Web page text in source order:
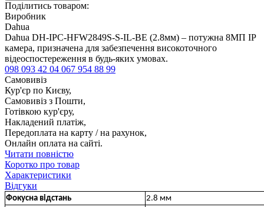
Поділитись товаром:
Виробник
Dahua
Dahua DH-IPC-HFW2849S-S-IL-BE (2.8мм) – потужна 8МП IP
камера, призначена для забезпечення високоточного
відеоспостереження в будь-яких умовах.
098 093 42 04 067 954 88 99
Самовивіз
Кур'єр по Києву,
Самовивіз з Пошти,
Готівкою кур'єру,
Накладений платіж,
Передоплата на карту / на рахунок,
Онлайн оплата на сайті.
Читати повністю
Коротко про товар
Характеристики
Відгуки
Фокусна відстань
2.8 мм